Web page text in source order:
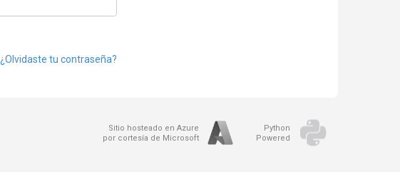
¿Olvidaste tu contraseña?
Sitio hosteado en Azure
por cortesía de Microsoft
Python
Powered